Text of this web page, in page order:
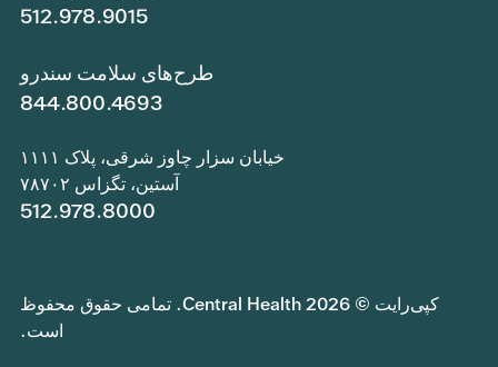
512.978.9015
طرح‌های سلامت سندرو
844.800.4693
خیابان سزار چاوز شرقی، پلاک ۱۱۱۱
آستین، تگزاس ۷۸۷۰۲
512.978.8000
کپی‌رایت © 2026 Central Health. تمامی حقوق محفوظ
است.